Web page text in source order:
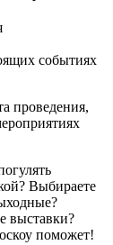
событиях
проведения,
Выбираете
выставки?
поможет!